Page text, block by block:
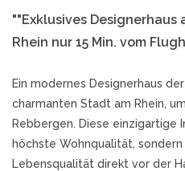
""Exklusives
Rhein nur 15 Min. vom
Ein modernes Designerhaus
charmanten Stadt am Rhein,
Rebbergen. Diese einzigartige
höchste Wohnqualität,
Lebensqualität direkt vor der